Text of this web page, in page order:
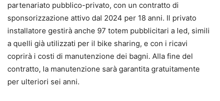
partenariato pubblico-privato, con un contratto di
sponsorizzazione attivo dal 2024 per 18 anni. Il privato
installatore gestirà anche 97 totem pubblicitari a led, simili
a quelli già utilizzati per il bike sharing, e con i ricavi
coprirà i costi di manutenzione dei bagni. Alla fine del
contratto, la manutenzione sarà garantita gratuitamente
per ulteriori sei anni.